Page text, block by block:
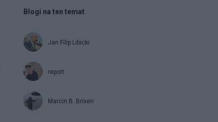
Blogi na ten temat
Jan Filip Libicki
report
Marcin B. Brixen